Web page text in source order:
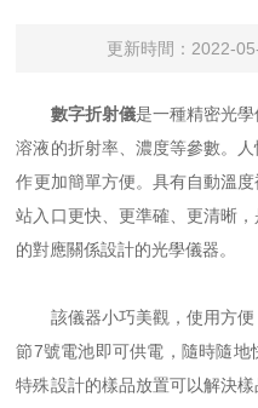
更新時間：2022-
數字折射儀是一種精密光
溶液的折射率、濃度等參數。
作更加簡單方便。具有自動溫
站入口更快、更準確、更清晰
的對應關係設計的光學儀器。
該儀器小巧美觀，使用方便
節7號電池即可供電，隨時隨地
特殊設計的樣品放置可以解決